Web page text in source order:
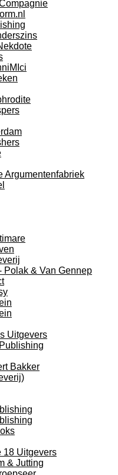
Argumentenfabriek
Polak & Van Gennep
Uitgevers
Bakker
18 Uitgevers
& Jutting